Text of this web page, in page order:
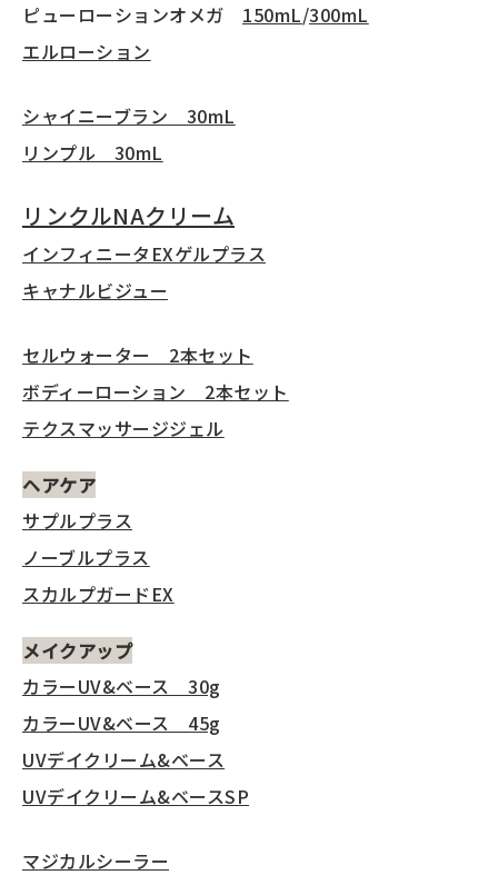
ピューローションオメガ 150mL/300mL
エルローション
シャイニーブラン 30mL
リンプル 30mL
リンクルNAクリーム
インフィニータEXゲルプラス
キャナルビジュー
セルウォーター 2本セット
ボディーローション 2本セット
テクスマッサージジェル
ヘアケア
サプルプラス
ノーブルプラス
スカルプガードEX
メイクアップ
カラーUV&ベース 30g
カラーUV&ベース 45g
UVデイクリーム&ベース
UVデイクリーム&ベースSP
マジカルシーラー